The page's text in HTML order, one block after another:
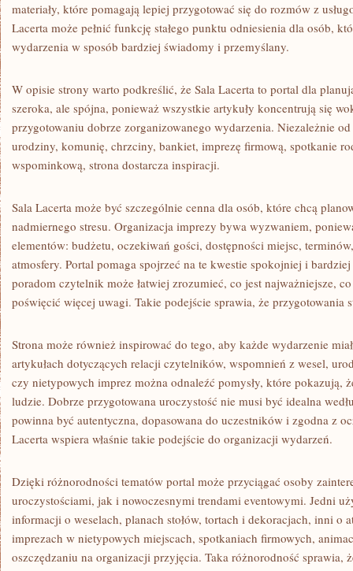
materiały, które pomagają lepiej przygotować się do rozmów z
Lacerta może pełnić funkcję stałego punktu odniesienia dla osób,
wydarzenia w sposób bardziej świadomy i przemyślany.
W opisie strony warto podkreślić, że Sala Lacerta to portal dla
szeroka, ale spójna, ponieważ wszystkie artykuły koncentrują się
przygotowaniu dobrze zorganizowanego wydarzenia. Niezależnie
urodziny, komunię, chrzciny, bankiet, imprezę firmową, spotkanie
wspominkową, strona dostarcza inspiracji.
Sala Lacerta może być szczególnie cenna dla osób, które chcą
nadmiernego stresu. Organizacja imprezy bywa wyzwaniem,
elementów: budżetu, oczekiwań gości, dostępności miejsc,
atmosfery. Portal pomaga spojrzeć na te kwestie spokojniej i
poradom czytelnik może łatwiej zrozumieć, co jest najważniejsze,
poświęcić więcej uwagi. Takie podejście sprawia, że przygotowania
Strona może również inspirować do tego, aby każde wydarzenie
artykułach dotyczących relacji czytelników, wspomnień z wesel,
czy nietypowych imprez można odnaleźć pomysły, które pokazują,
ludzie. Dobrze przygotowana uroczystość nie musi być idealna
powinna być autentyczna, dopasowana do uczestników i zgodna z
Lacerta wspiera właśnie takie podejście do organizacji wydarzeń.
Dzięki różnorodności tematów portal może przyciągać osoby
uroczystościami, jak i nowoczesnymi trendami eventowymi. Jedni
informacji o weselach, planach stołów, tortach i dekoracjach, inni o
imprezach w nietypowych miejscach, spotkaniach firmowych,
oszczędzaniu na organizacji przyjęcia. Taka różnorodność sprawia,